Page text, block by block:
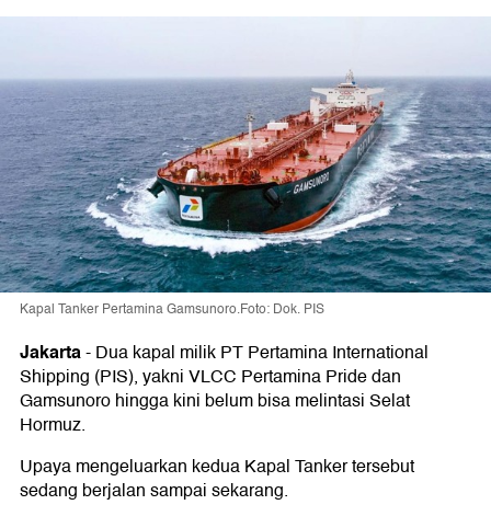
Kapal Tanker Pertamina Gamsunoro.Foto: Dok. PIS
Jakarta-Dua kapal milik PT Pertamina International
Shipping (PIS), yakni VLCC Pertamina Pride dan
Gamsunoro hingga kini belum bisa melintasi Selat
Hormuz.
Upaya mengeluarkan kedua Kapal Tanker tersebut
sedang berjalan sampai sekarang.